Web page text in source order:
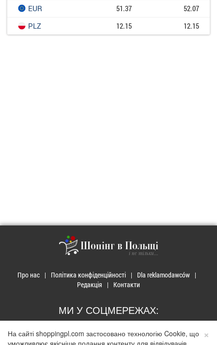
EUR
51.37
52.07
PLZ
12.15 12.15
Шопінг в Польщі
і не тільки...
Про нас Політика конфіденційності
Dla reklamodawców
Редакція
Контакти
МИ У СОЦМЕРЕЖАХ:
×
На сайті shoppingpl.com застосовано технологію Cookie, що
уможливлює якісніше подання контенту для відвідувачів.